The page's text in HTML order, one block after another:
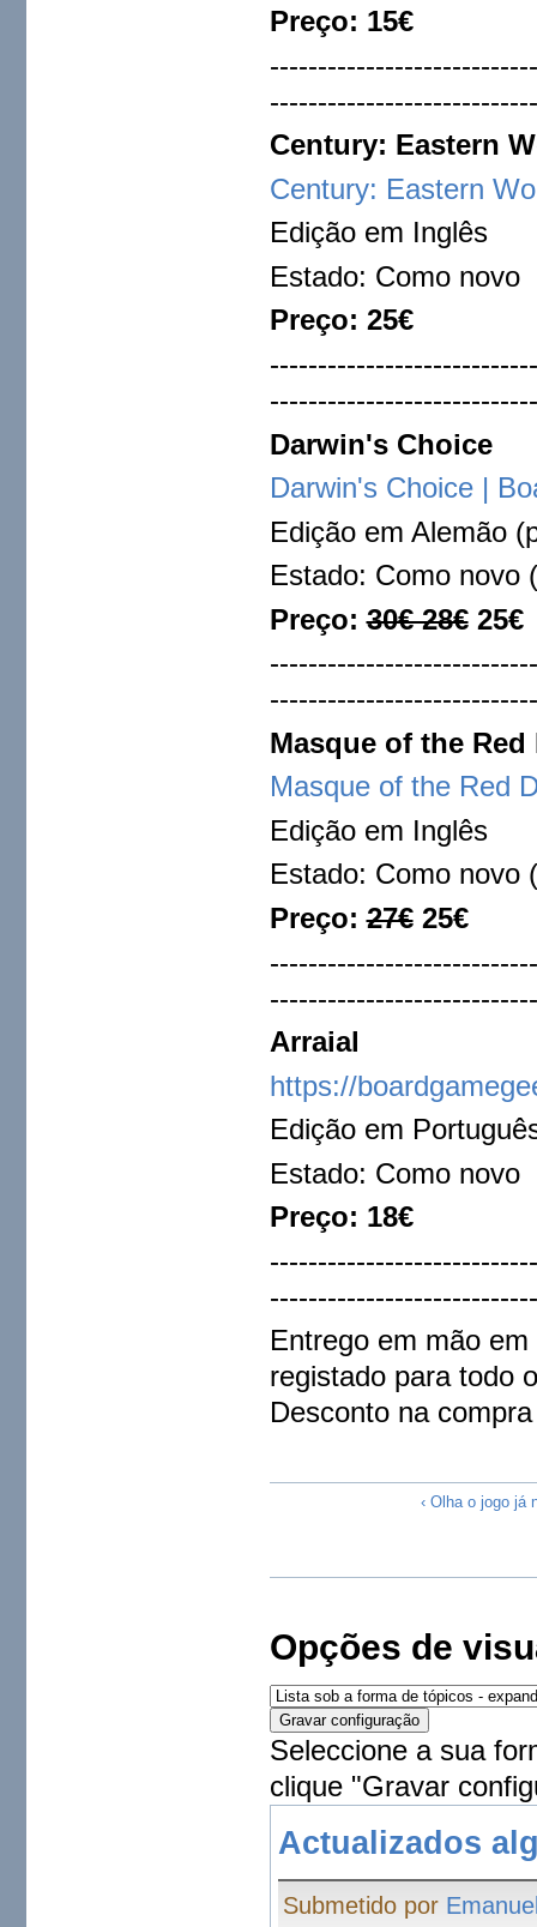
Preço: 15€
Century: Eastern
Century: Eastern
Edição em Inglês
Estado: Como novo
Preço: 25€
Darwin's Choice
Darwin's Choice |
Edição em Alemão
Estado: Como novo
Preço:30€ 28€25€
Masque of the Red
Masque of the Red
Edição em Inglês
Estado: Como novo
Preço:27€25€
Arraial
https://
Edição em
Estado: Como novo
Preço: 18€
Entrego em mão
registado para todo
Desconto na
‹ Olha o jogo já
Opções de
Seleccione a sua
clique "Gravar
Actualizados
Submetido por